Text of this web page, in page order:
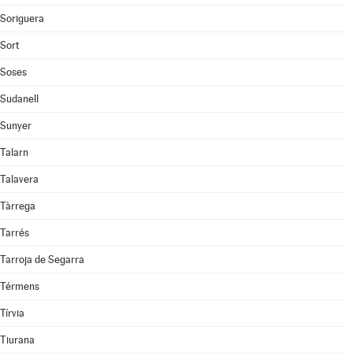
Soriguera
Sort
Soses
Sudanell
Sunyer
Talarn
Talavera
Tàrrega
Tarrés
Tarroja de Segarra
Térmens
Tírvia
Tiurana